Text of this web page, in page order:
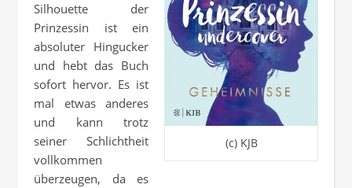
(c) KJB
Silhouette der
Prinzessin ist ein
absoluter Hingucker
und hebt das Buch
sofort hervor. Es ist
mal etwas anderes
und kann trotz
seiner Schlichtheit
vollkommen
überzeugen, da es